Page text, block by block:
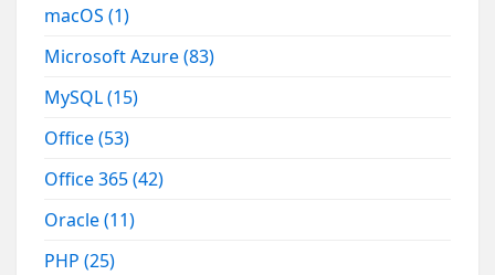
macOS(1)
Microsoft Azure(83)
MySQL(15)
Office(53)
Office 365(42)
Oracle(11)
PHP(25)